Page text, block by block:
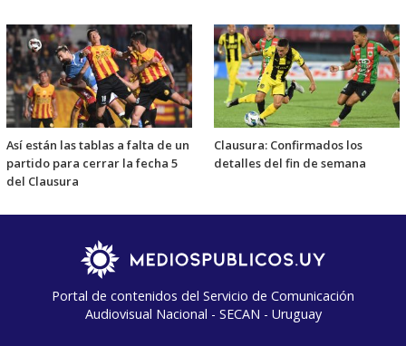
Así están las tablas a falta de un
partido para cerrar la fecha 5
del Clausura
Clausura: Confirmados los
detalles del fin de semana
Portal de contenidos del Servicio de Comunicación
Audiovisual Nacional - SECAN - Uruguay